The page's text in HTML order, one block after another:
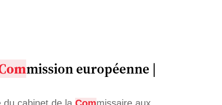
mission européenne |